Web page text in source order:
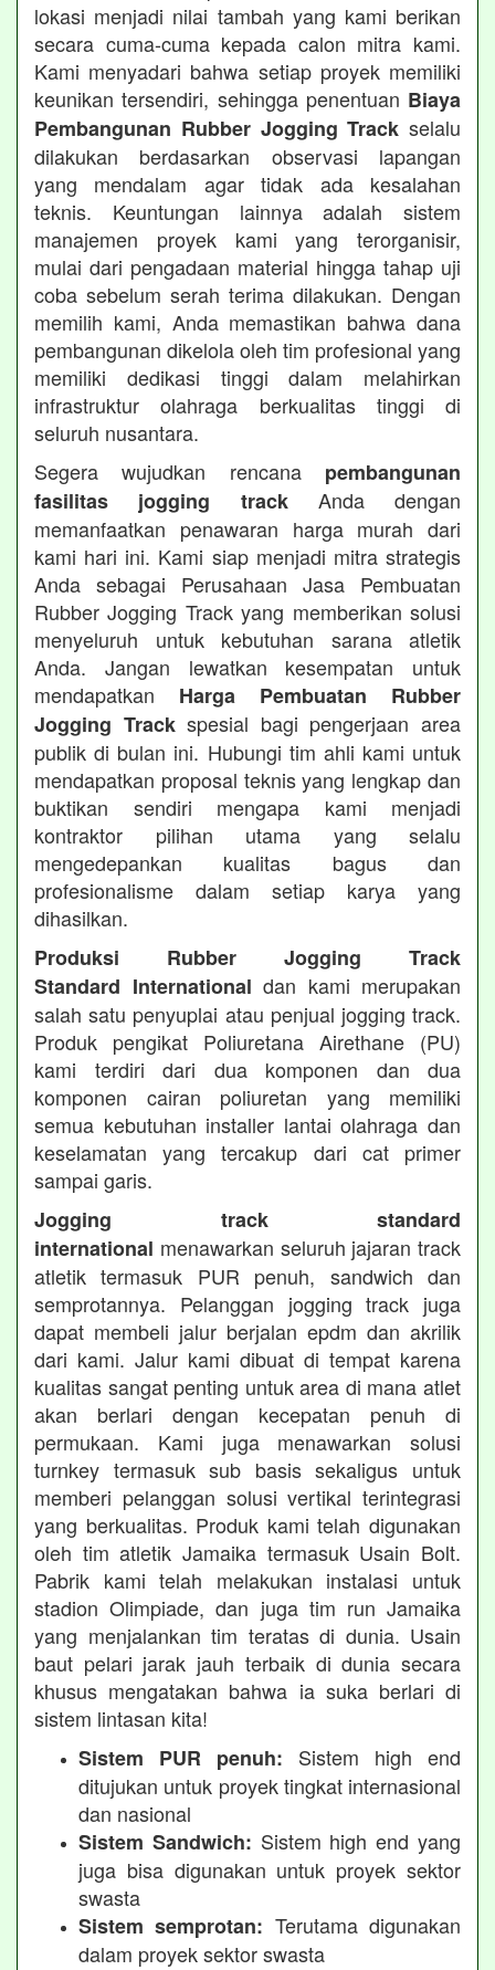
lokasi menjadi nilai tambah yang kami berikan
secara cuma-cuma kepada calon mitra kami.
Kami menyadari bahwa setiap proyek memiliki
keunikan tersendiri, sehingga penentuan Biaya
Pembangunan Rubber Jogging Track selalu
dilakukan berdasarkan observasi lapangan
yang mendalam agar tidak ada kesalahan
teknis. Keuntungan lainnya adalah sistem
manajemen proyek kami yang terorganisir,
mulai dari pengadaan material hingga tahap uji
coba sebelum serah terima dilakukan. Dengan
memilih kami, Anda memastikan bahwa dana
pembangunan dikelola oleh tim profesional yang
memiliki dedikasi tinggi dalam melahirkan
infrastruktur olahraga berkualitas tinggi di
seluruh nusantara.
Segera wujudkan rencana pembangunan
fasilitas jogging trackAnda dengan
memanfaatkan penawaran harga murah dari
kami hari ini. Kami siap menjadi mitra strategis
Anda sebagai Perusahaan Jasa Pembuatan
Rubber Jogging Track yang memberikan solusi
menyeluruh untuk kebutuhan sarana atletik
Anda. Jangan lewatkan kesempatan untuk
mendapatkan Harga Pembuatan Rubber
Jogging Trackspesial bagi pengerjaan area
publik di bulan ini. Hubungi tim ahli kami untuk
mendapatkan proposal teknis yang lengkap dan
buktikan sendiri mengapa kami menjadi
kontraktor pilihan utama yang selalu
mengedepankan kualitas bagus dan
profesionalisme dalam setiap karya yang
dihasilkan.
Produksi Rubber Jogging Track
Standard International dan kami merupakan
salah satu penyuplai atau penjual jogging track.
Produk pengikat Poliuretana Airethane (PU)
kami terdiri dari dua komponen dan dua
komponen cairan poliuretan yang memiliki
semua kebutuhan installer lantai olahraga dan
keselamatan yang tercakup dari cat primer
sampai garis.
Jogging track standard
international menawarkan seluruh jajaran track
atletik termasuk PUR penuh, sandwich dan
semprotannya. Pelanggan jogging track juga
dapat membeli jalur berjalan epdm dan akrilik
dari kami. Jalur kami dibuat di tempat karena
kualitas sangat penting untuk area di mana atlet
akan berlari dengan kecepatan penuh di
permukaan. Kami juga menawarkan solusi
turnkey termasuk sub basis sekaligus untuk
memberi pelanggan solusi vertikal terintegrasi
yang berkualitas. Produk kami telah digunakan
oleh tim atletik Jamaika termasuk Usain Bolt.
Pabrik kami telah melakukan instalasi untuk
stadion Olimpiade, dan juga tim run Jamaika
yang menjalankan tim teratas di dunia. Usain
baut pelari jarak jauh terbaik di dunia secara
khusus mengatakan bahwa ia suka berlari di
sistem lintasan kita!
Sistem PUR penuh: Sistem high end
ditujukan untuk proyek tingkat internasional
dan nasional
Sistem Sandwich: Sistem high end yang
juga bisa digunakan untuk proyek sektor
swasta
Sistem semprotan: Terutama digunakan
dalam proyek sektor swasta